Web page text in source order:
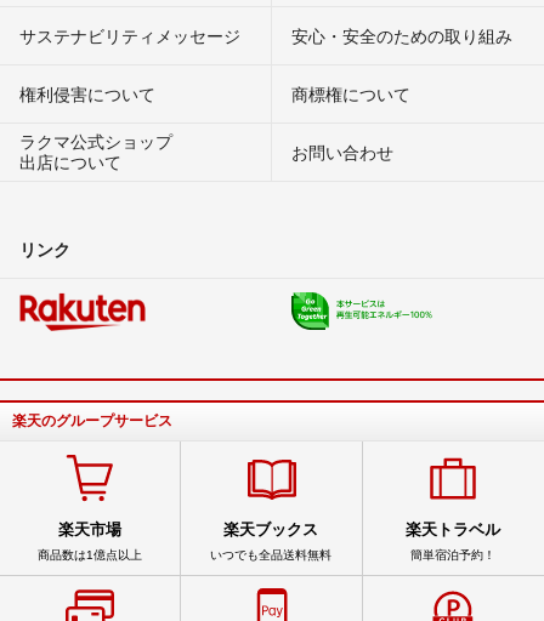
サステナビリティメッセージ 安心・安全のための取り組み
権利侵害について
商標権について
ラクマ公式ショップ
出店について
お問い合わせ
リンク
楽天のグループサービス
楽天市場
商品数は1億点以上
楽天ブックス
いつでも全品送料無料
楽天トラベル
簡単宿泊予約！